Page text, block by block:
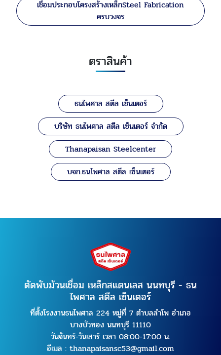
เชื่อมประกอบโครงสร้างเหล็กSteel Fabrication
ครบวงจร
ตราสินค้า
ธนไพศาล สตีล เซ็นเตอร์
บริษัท ธนไพศาล สตีล เซ็นเตอร์ จำกัด
Thanapaisan Steelcenter
บจก.ธนไพศาล สตีล เซ็นเตอร์
ตัดพับม้วนเชื่อม เหล็กสแตนเลส นนทบุรี - ธน
ไพศาล สตีล เซ็นเตอร์
ที่ตั้งโรงงานธนไพศาล 224 หมู่ที่ 7 ตำบลลำโพ อำเภอ
บางบัวทอง นนทบุรี 11110
วันจันทร์-วันเสาร์ เวลา 08:00-17:00 น.
อีเมล : thanapaisansc53@gmail.com